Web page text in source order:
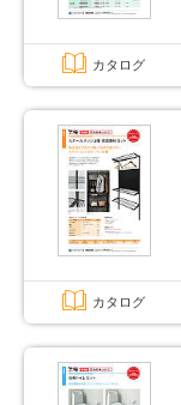
カタログ
カタログ